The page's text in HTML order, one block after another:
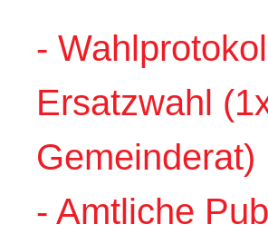
-
Ersatzwahl
Gemeinderat)
- Amtliche